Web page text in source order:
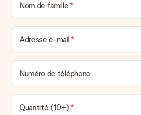
Nom de famille
Adresse e-mail
Numéro de téléphone
Quantité (10+)